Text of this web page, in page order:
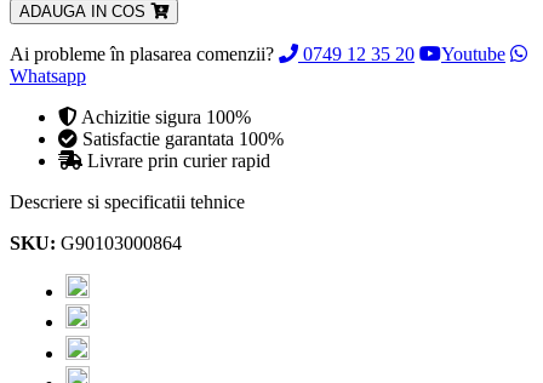
ADAUGA IN COS
Ai probleme în plasarea comenzii? 0749 12 35 20
Youtube
Whatsapp
Achizitie sigura 100%
Satisfactie garantata 100%
Livrare prin curier rapid
Descriere si specificatii tehnice
SKU: G90103000864